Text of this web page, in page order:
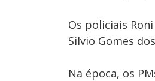
Os policiais
Silvio Gomes
Na época, os